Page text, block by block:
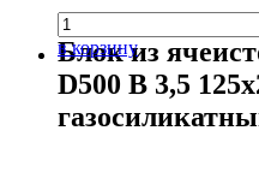
в корзину
Блок из
D500 В 3,5